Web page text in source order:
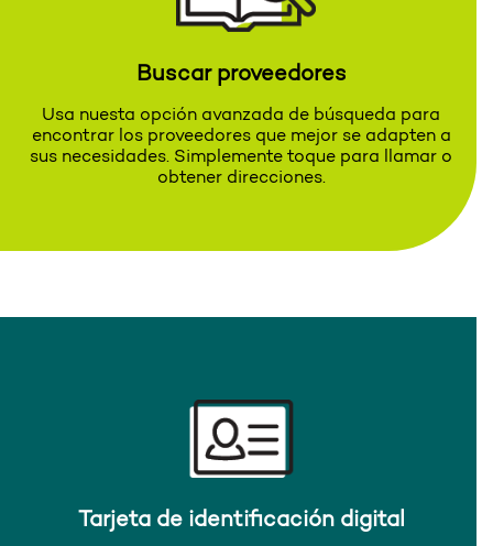
Buscar proveedores
Usa nuesta opción avanzada de búsqueda para
encontrar los proveedores que mejor se adapten a
sus necesidades. Simplemente toque para llamar o
obtener direcciones.
Tarjeta de identificación digital